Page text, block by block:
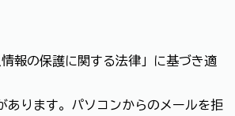
報の保護に関する法律」に基づき適
あります。パソコンからのメールを拒